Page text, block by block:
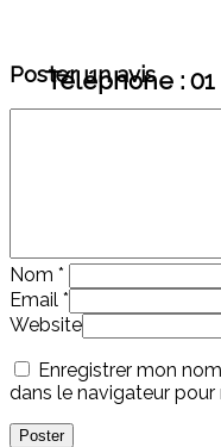
Téléphone : 01
Poster un avis
Nom *
Email *
Website
Enregistrer mon
dans le navigateur